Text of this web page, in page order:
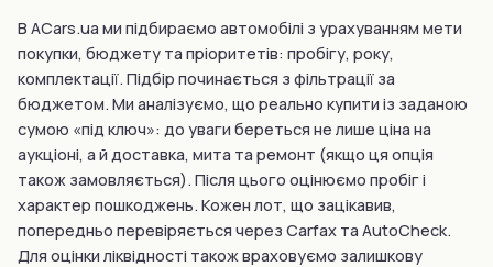
В ACars.ua ми підбираємо автомобілі з урахуванням мети
покупки, бюджету та пріоритетів: пробігу, року,
комплектації. Підбір починається з фільтрації за
бюджетом. Ми аналізуємо, що реально купити із заданою
сумою «під ключ»: до уваги береться не лише ціна на
аукціоні, а й доставка, мита та ремонт (якщо ця опція
також замовляється). Після цього оцінюємо пробіг і
характер пошкоджень. Кожен лот, що зацікавив,
попередньо перевіряється через Carfax та AutoCheck.
Для оцінки ліквідності також враховуємо залишкову